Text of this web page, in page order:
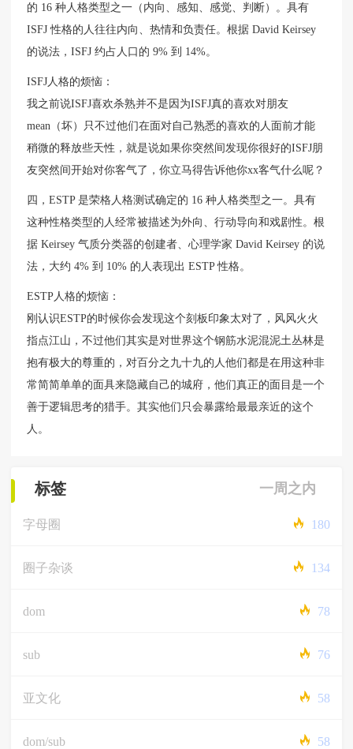
的 16 种人格类型之一（内向、感知、感觉、判断）。具有
ISFJ 性格的人往往内向、热情和负责任。根据 David Keirsey
的说法，ISFJ 约占人口的 9% 到 14%。
ISFJ人格的烦恼：
我之前说ISFJ喜欢杀熟并不是因为ISFJ真的喜欢对朋友
mean（坏）只不过他们在面对自己熟悉的喜欢的人面前才能
稍微的释放些天性，就是说如果你突然间发现你很好的ISFJ朋
友突然间开始对你客气了，你立马得告诉他你xx客气什么呢？
四，ESTP 是荣格人格测试确定的 16 种人格类型之一。具有
这种性格类型的人经常被描述为外向、行动导向和戏剧性。根
据 Keirsey 气质分类器的创建者、心理学家 David Keirsey 的说
法，大约 4% 到 10% 的人表现出 ESTP 性格。
ESTP人格的烦恼：
刚认识ESTP的时候你会发现这个刻板印象太对了，风风火火
指点江山，不过他们其实是对世界这个钢筋水泥混泥土丛林是
抱有极大的尊重的，对百分之九十九的人他们都是在用这种非
常简简单单的面具来隐藏自己的城府，他们真正的面目是一个
善于逻辑思考的猎手。其实他们只会暴露给最最亲近的这个
人。
标签 一周之内
字母圈 180
圈子杂谈 134
dom 78
sub 76
亚文化 58
dom/sub 58